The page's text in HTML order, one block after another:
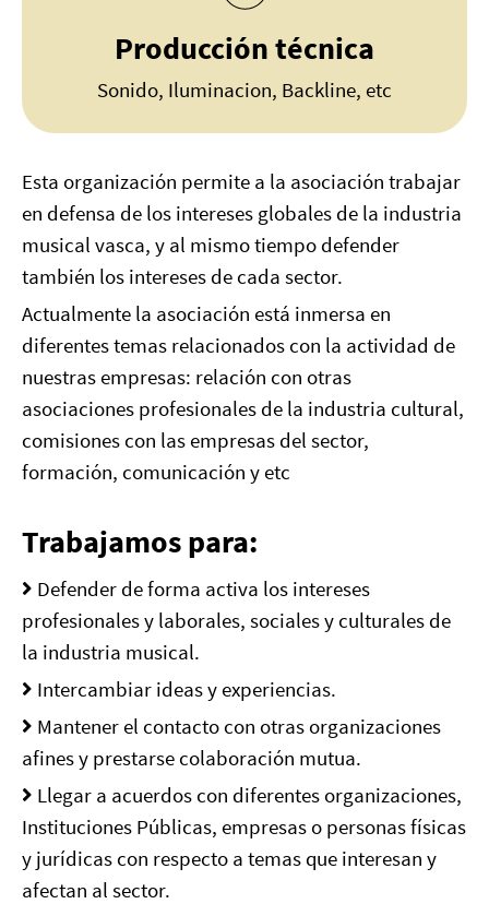
Producción técnica
Sonido, Iluminacion, Backline, etc
Esta organización permite a la asociación trabajar
en defensa de los intereses globales de la industria
musical vasca, y al mismo tiempo defender
también los intereses de cada sector.
Actualmente la asociación está inmersa en
diferentes temas relacionados con la actividad de
nuestras empresas: relación con otras
asociaciones profesionales de la industria cultural,
comisiones con las empresas del sector,
formación, comunicación y etc
Trabajamos para:
Defender de forma activa los intereses
profesionales y laborales, sociales y culturales de
la industria musical.
Intercambiar ideas y experiencias.
Mantener el contacto con otras organizaciones
afines y prestarse colaboración mutua.
Llegar a acuerdos con diferentes organizaciones,
Instituciones Públicas, empresas o personas físicas
y jurídicas con respecto a temas que interesan y
afectan al sector.